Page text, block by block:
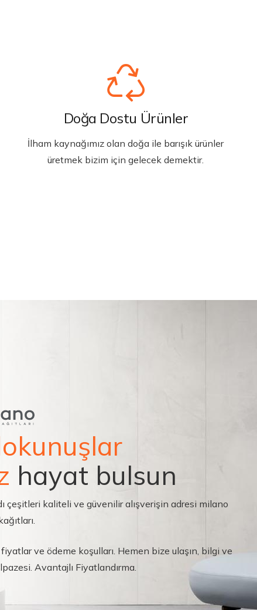
Doğa Dostu Ürünler
İlham kaynağımız olan doğa ile barışık ürünler
üretmek bizim için gelecek demektir.
hayat bulsun
çeşitleri kaliteli ve güvenilir alışverişin adresi milano
ve ödeme koşulları. Hemen bize ulaşın, bilgi ve
Avantajlı Fiyatlandırma.